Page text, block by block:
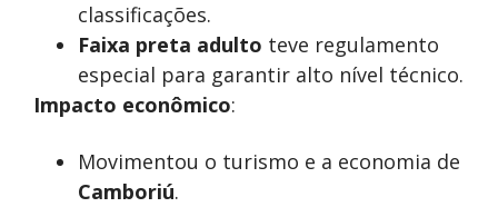
classificações.
Faixa preta adulto teve regulamento
especial para garantir alto nível técnico.
Impacto econômico:
Movimentou o turismo e a economia de
Camboriú.